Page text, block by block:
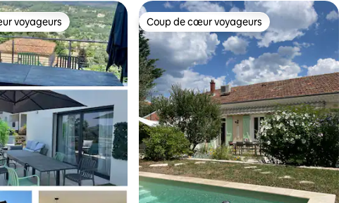
base de 25 commentaires : 5 sur 5
voyageurs les plus appréciés
voyageurs Coup de cœur voyageurs
Coup de cœur voyageurs